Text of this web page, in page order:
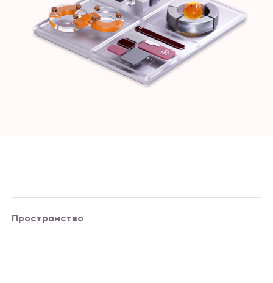
Пространство